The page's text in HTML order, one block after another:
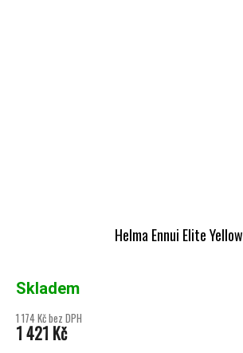
Helma Ennui Elite Yellow
Skladem
1 174 Kč bez DPH
1 421 Kč